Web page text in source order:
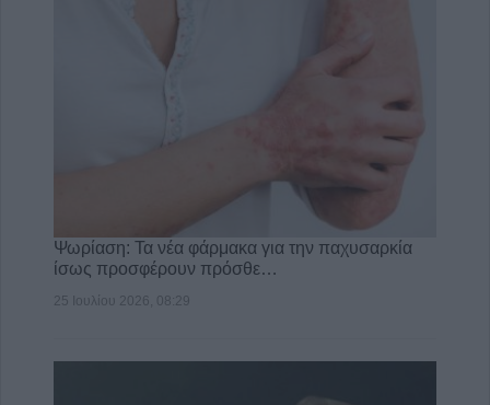
Ψωρίαση: Τα νέα φάρμακα για την παχυσαρκία
ίσως προσφέρουν πρόσθε…
25 Ιουλίου 2026, 08:29